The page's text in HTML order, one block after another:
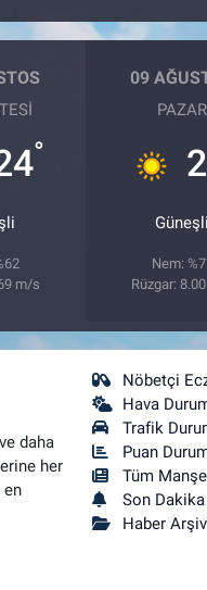
°
m/s
09
PAZAR
Güneşli
Nem:
Rüzgar:
daha
her
en
Nöbetçi
Hava
Trafik
Puan
Tüm
Son
Haber